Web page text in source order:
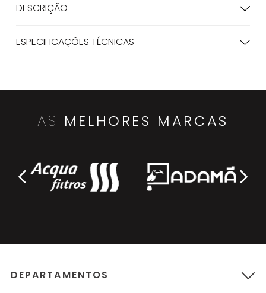
DESCRIÇÃO
ESPECIFICAÇÕES TÉCNICAS
AS MELHORES MARCAS
DEPARTAMENTOS